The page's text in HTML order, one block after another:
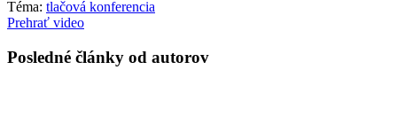
Téma: tlačová konferencia
Prehrať video
Posledné články od autorov